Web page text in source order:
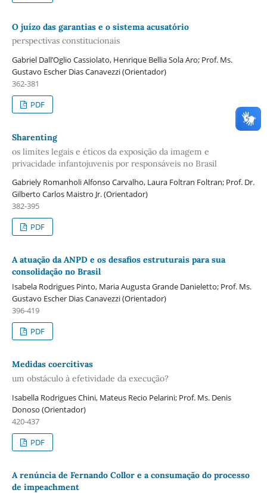
O juízo das garantias e o sistema acusatório
perspectivas constitucionais
Gabriel Dall’Oglio Cassiolato, Henrique Bellia Sola Aro; Prof. Ms.
Gustavo Escher Dias Canavezzi (Orientador)
362-381
PDF
Sharenting
os limites legais e éticos da exposição da imagem e
privacidade infantojuvenis por responsáveis no Brasil
Gabriely Romanholi Alfonso Carvalho, Laura Foltran Foltran; Prof. Dr.
Gilberto Carlos Maistro Jr. (Orientador)
382-395
PDF
A atuação da ANPD e os desafios estruturais para sua
consolidação no Brasil
Isabela Rodrigues Pinto, Maria Augusta Grande Danieletto; Prof. Ms.
Gustavo Escher Dias Canavezzi (Orientador)
396-419
PDF
Medidas coercitivas
um obstáculo à efetividade da execução?
Isabella Rodrigues Chini, Mateus Recio Pelarini; Prof. Ms. Denis
Donoso (Orientador)
420-437
PDF
A renúncia de Fernando Collor e a consumação do processo
de impeachment